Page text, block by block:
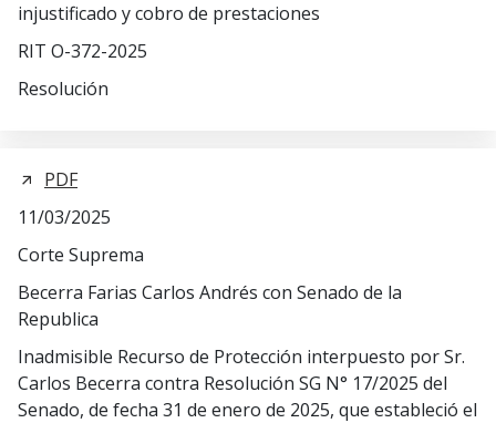
injustificado y cobro de prestaciones
RIT O-372-2025
Resolución
PDF
11/03/2025
Corte Suprema
Becerra Farias Carlos Andrés con Senado de la
Republica
Inadmisible Recurso de Protección interpuesto por Sr.
Carlos Becerra contra Resolución SG N° 17/2025 del
Senado, de fecha 31 de enero de 2025, que estableció el